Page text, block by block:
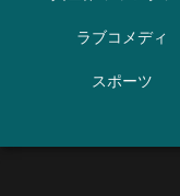
ラブコメディ
スポーツ